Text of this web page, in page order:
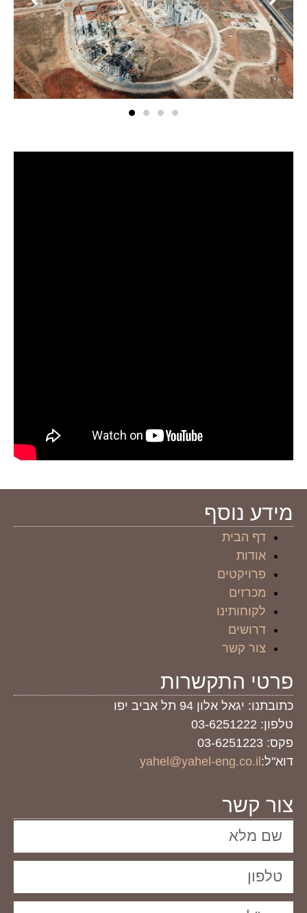
מידע נוסף
דף הבית
אודות
פרויקטים
מכרזים
לקוחותינו
דרושים
צור קשר
פרטי התקשרות
כתובתנו: יגאל אלון 94 תל אביב יפו
טלפון: 03-6251222
פקס: 03-6251223
דוא"ל: yahel@yahel-eng.co.il
צור קשר